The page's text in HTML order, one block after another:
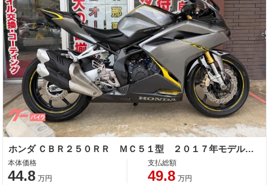
ホンダ ＣＢＲ２５０ＲＲ ＭＣ５１型 ２０１７年モデル ＡＢＳ バックステップ フェンダーレス ヘルメットホルダー レバー カスタム多数
本体価格
44.8 万円
支払総額
49.8 万円